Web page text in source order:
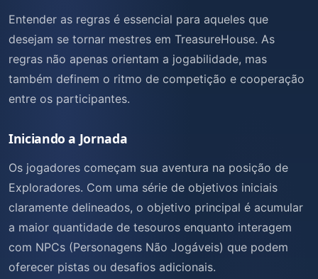
Entender as regras é essencial para aqueles que
desejam se tornar mestres em TreasureHouse. As
regras não apenas orientam a jogabilidade, mas
também definem o ritmo de competição e cooperação
entre os participantes.
Iniciando a Jornada
Os jogadores começam sua aventura na posição de
Exploradores. Com uma série de objetivos iniciais
claramente delineados, o objetivo principal é acumular
a maior quantidade de tesouros enquanto interagem
com NPCs (Personagens Não Jogáveis) que podem
oferecer pistas ou desafios adicionais.